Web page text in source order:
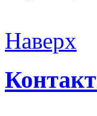
Наверх